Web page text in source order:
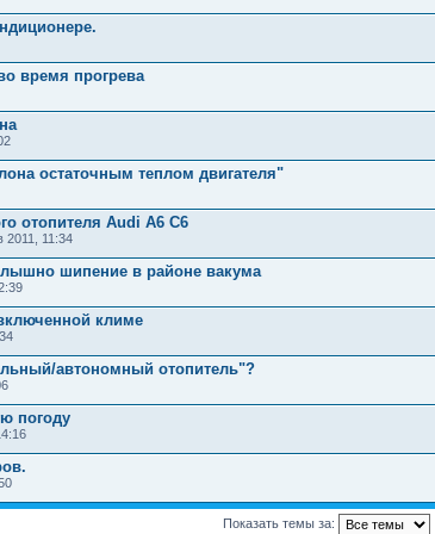
время прогрева
остаточным теплом двигателя"
отопителя Audi A6 C6
2011, 11:34
шипение в районе вакума
климе
автономный отопитель"?
погоду
Показать темы за: